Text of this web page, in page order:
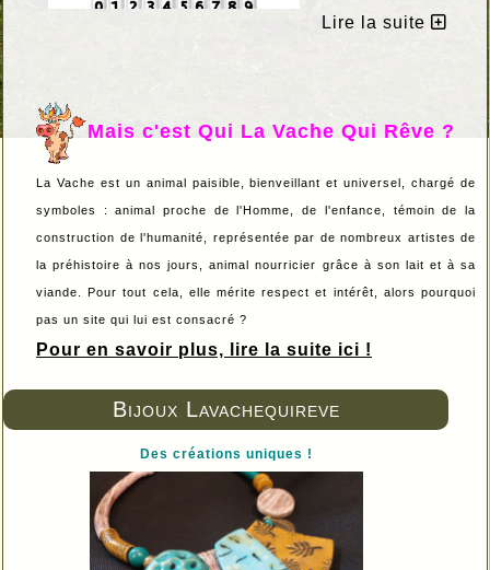
Bijoux Lavachequireve
Des créations uniques !
allez-y !
C'est fait maison et c'est donné !
Lire la suite
Mais c'est Qui La Vache Qui Rêve ?
La Vache est un animal paisible, bienveillant et universel, chargé de
symboles : animal proche de l'Homme, de l'enfance, témoin de la
construction de l'humanité, représentée par de nombreux artistes de
la préhistoire à nos jours, animal nourricier grâce à son lait et à sa
viande. Pour tout cela, elle mérite respect et intérêt, alors pourquoi
pas un site qui lui est consacré ?
Pour en savoir plus, lire la suite ici !